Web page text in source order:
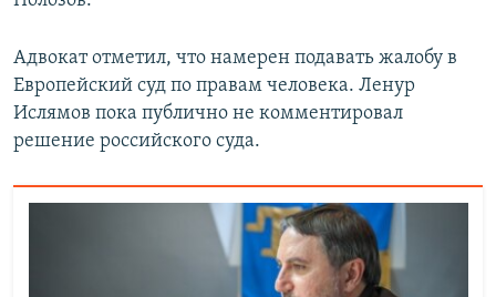
Адвокат отметил, что намерен подавать жалобу в
Европейский суд по правам человека. Ленур
Ислямов пока публично не комментировал
решение российского суда.